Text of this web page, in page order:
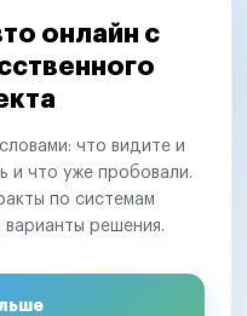
онлайн с
что видите и
и что уже пробовали.
по системам
решения.